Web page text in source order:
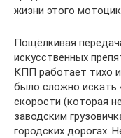
жизни этого
Пощёлкивая
искусственных
КПП работает тихо
было сложно искать
скорости (которая
заводским
городских дорогах.